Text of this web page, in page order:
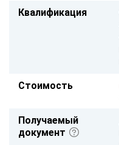
Квалификация
Стоимость
Получаемый
документ